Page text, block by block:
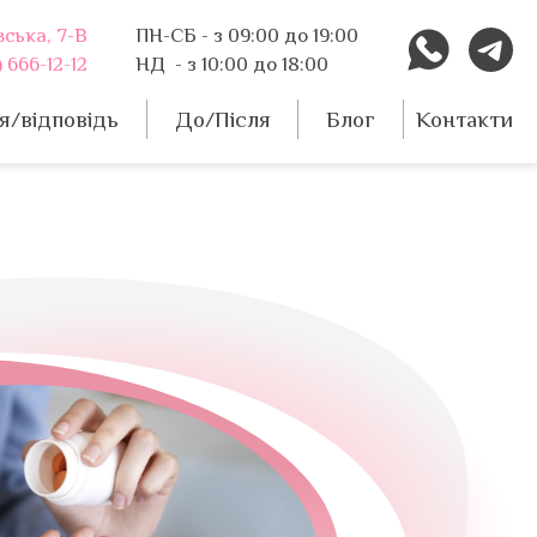
7-В
12-12
ПН-СБ - з 09:00 до 19:00
НД - з 10:00 до 18:00
відповідь До/Після Блог Контакти